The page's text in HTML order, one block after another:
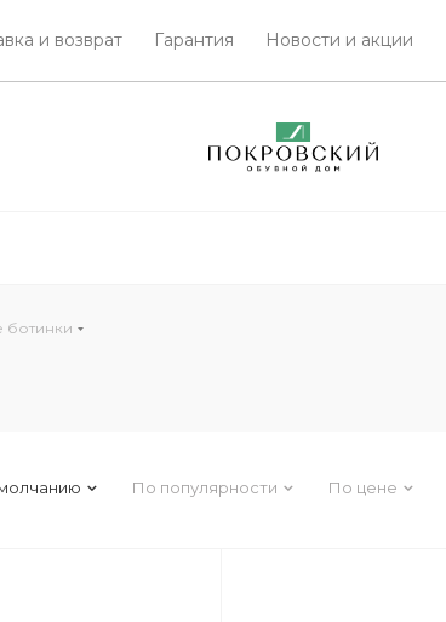
и возврат Гарантия Новости и акции
ботинки
По популярности По цене